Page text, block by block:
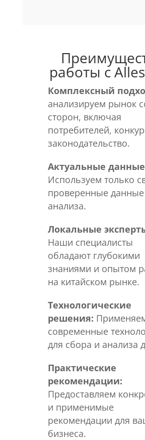
работы с
Комплексный
анализируем рынок
сторон, включая
потребителей,
законодательство.
Актуальные
Используем только
проверенные данные
анализа.
Локальные
Наши специалисты
обладают глубокими
знаниями и опытом
на китайском рынке.
Технологические
решения:
современные
для сбора и анализа
Практические
рекомендации:
Предоставляем
и применимые
рекомендации для
бизнеса.